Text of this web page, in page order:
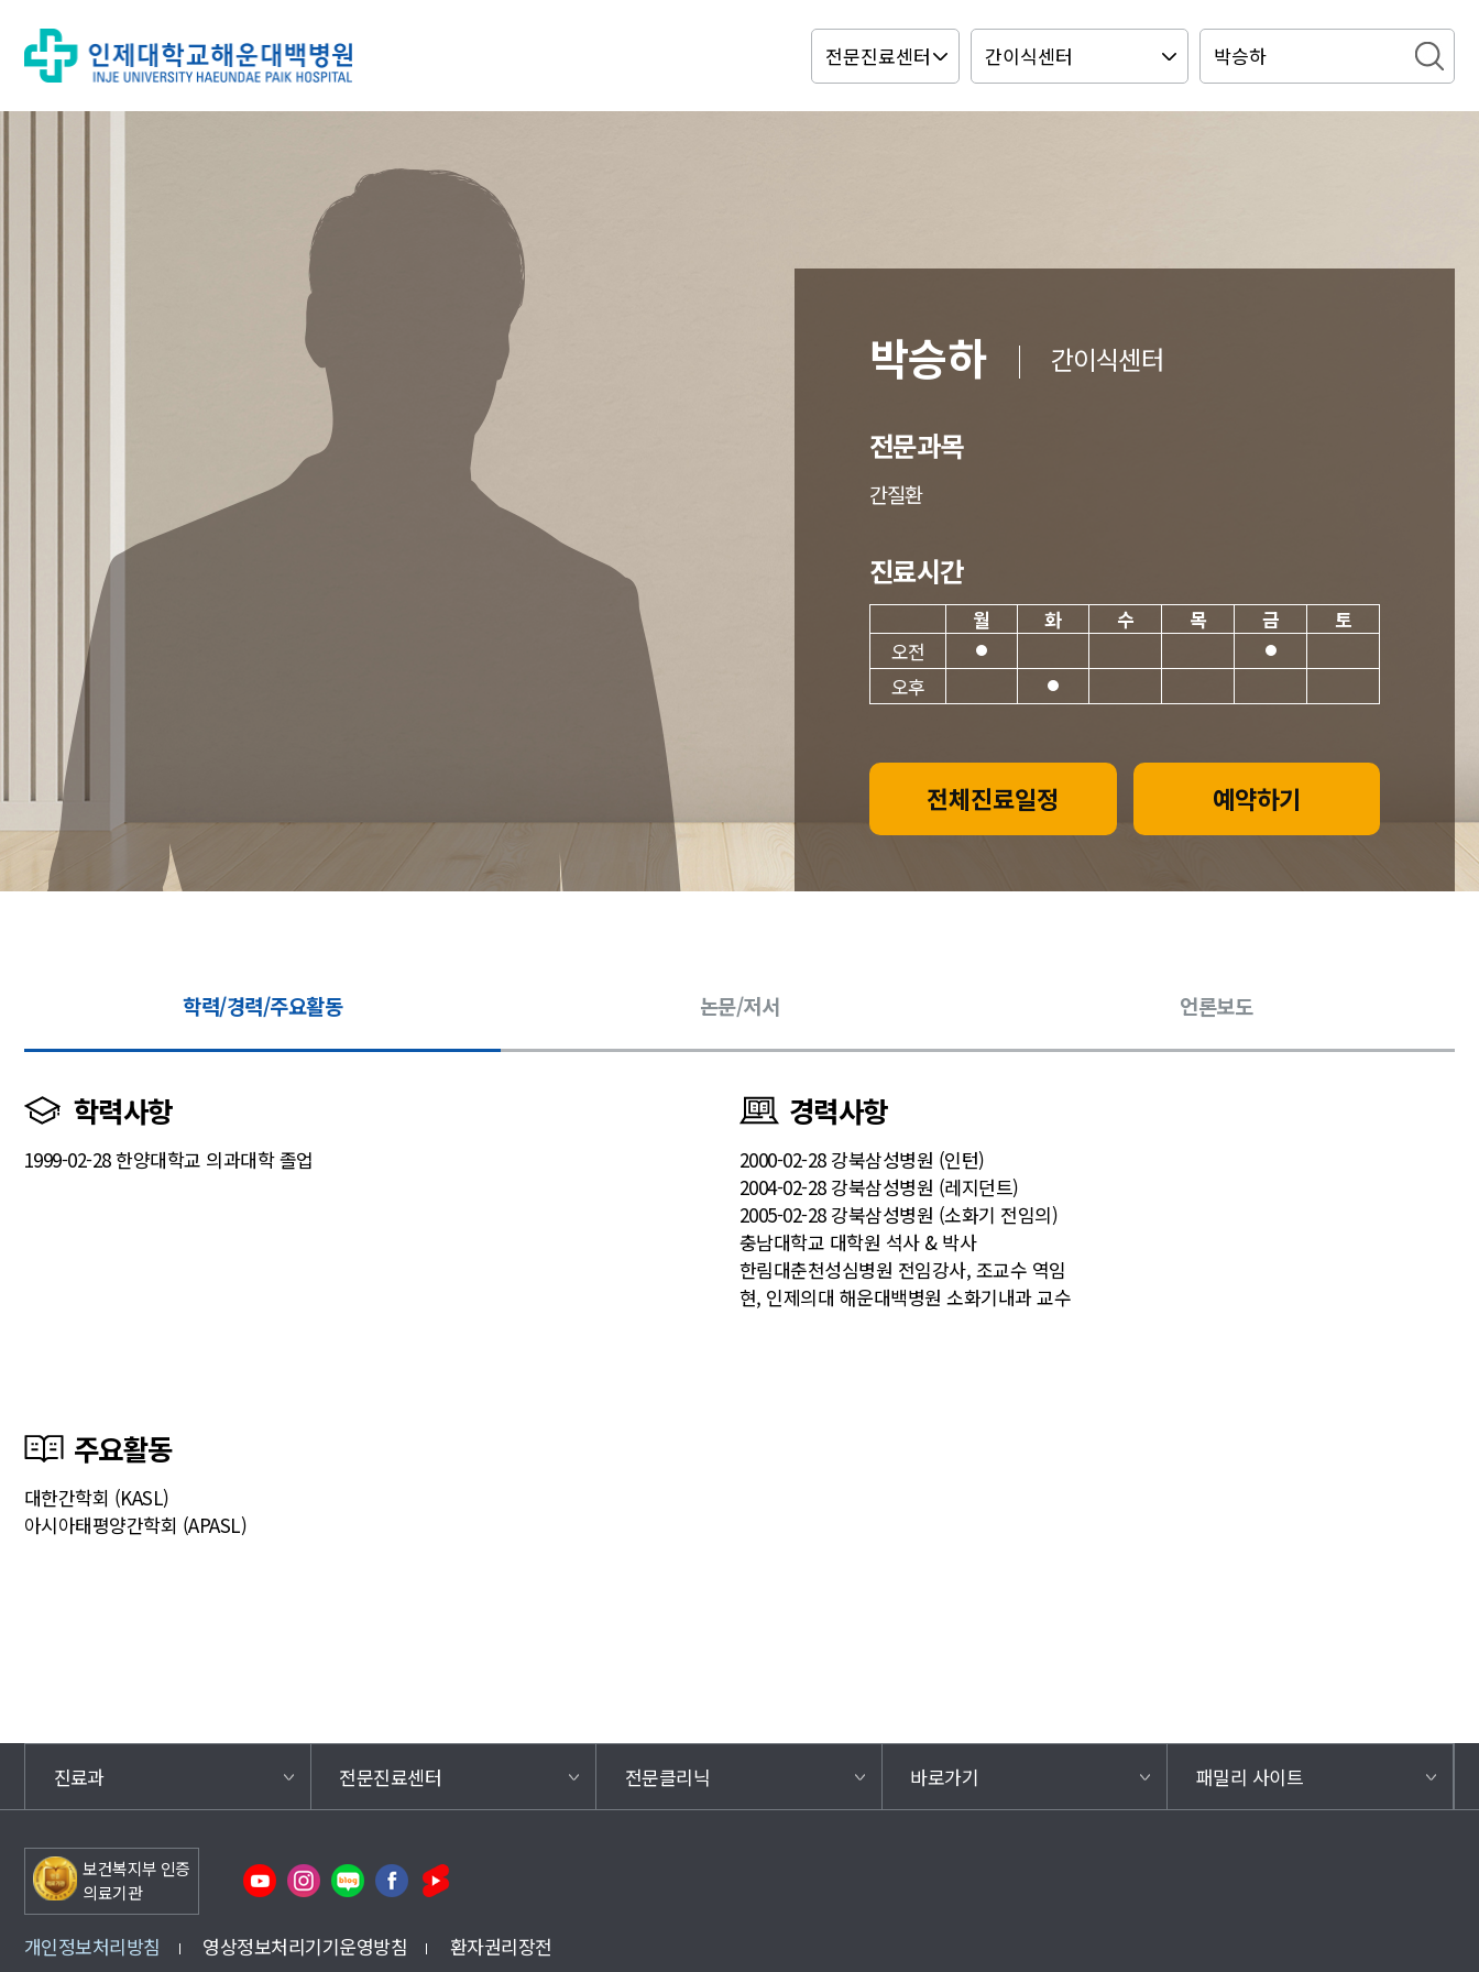
박승하 간이식센터
전문과목
간질환
진료시간
월 화 수 목 금
토
오전
오후
전체진료일정 예약하기
학력/경력/주요활동 논문/저서 언론보도
학력사항
1999-02-28 한양대학교 의과대학 졸업
경력사항
2000-02-28 강북삼성병원 (인턴)
2004-02-28 강북삼성병원 (레지던트)
2005-02-28 강북삼성병원 (소화기 전임의)
충남대학교 대학원 석사 & 박사
한림대춘천성심병원 전임강사, 조교수 역임
현, 인제의대 해운대백병원 소화기내과 교수
주요활동
대한간학회 (KASL)
아시아태평양간학회 (APASL)
진료과 전문진료센터 전문클리닉 바로가기 패밀리 사이트
보건복지부 인증
의료기관
개인정보처리방침 영상정보처리기기운영방침 환자권리장전